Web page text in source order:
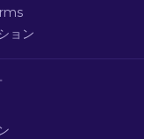
ョン